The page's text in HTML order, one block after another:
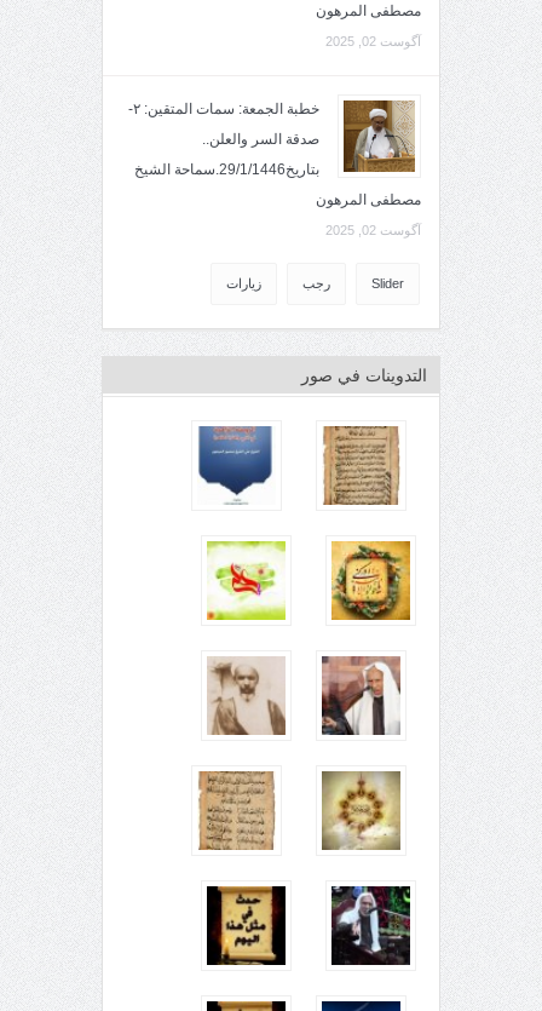
مصطفى المرهون
آگوست 02, 2025
خطبة الجمعة: سمات المتقين: ٢-
صدقة السر والعلن..
بتاريخ29/1/1446.سماحة الشيخ
مصطفى المرهون
آگوست 02, 2025
Slider رجب زيارات
التدوينات في صور